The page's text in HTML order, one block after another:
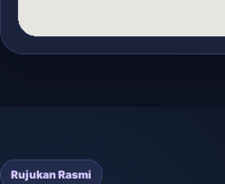
Rujukan Rasmi